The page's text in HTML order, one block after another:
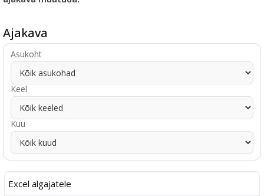
Ajakava
Asukoht
Keel
Kuu
Excel algajatele